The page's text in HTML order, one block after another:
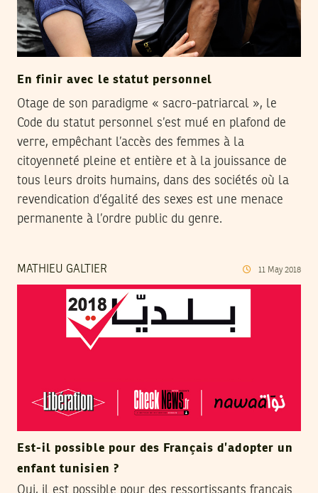
En finir avec le statut personnel
Otage de son paradigme « sacro-patriarcal », le
Code du statut personnel s’est mué en plafond de
verre, empêchant l’accès des femmes à la
citoyenneté pleine et entière et à la jouissance de
tous leurs droits humains, dans des sociétés où la
revendication d’égalité des sexes est une menace
permanente à l’ordre public du genre.
MATHIEU GALTIER 11 May 2018
Est-il possible pour des Français d’adopter un
enfant tunisien ?
Oui, il est possible pour des ressortissants français